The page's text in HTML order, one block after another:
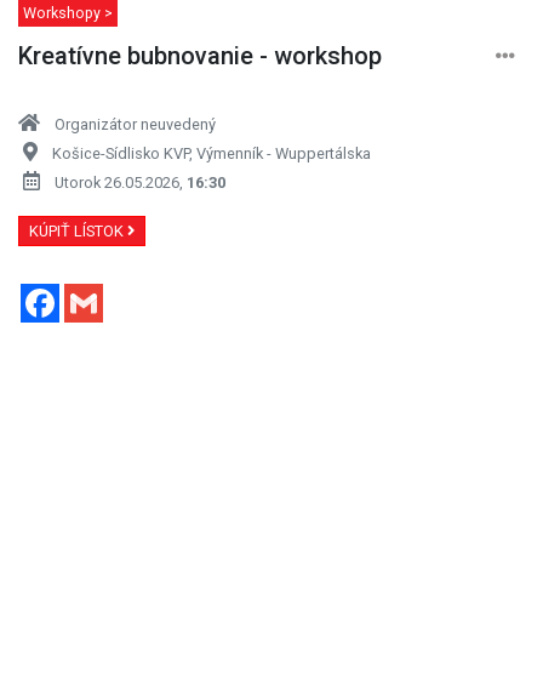
Workshopy >
Kreatívne bubnovanie - workshop
Organizátor neuvedený
Košice-Sídlisko KVP, Výmenník - Wuppertálska
Utorok 26.05.2026, 16:30
KÚPIŤ LÍSTOK
Facebook